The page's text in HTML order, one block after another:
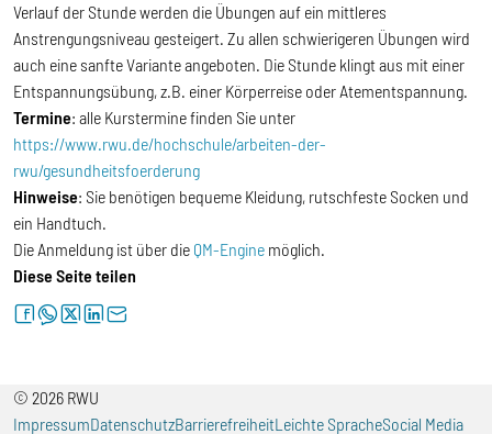
Verlauf der Stunde werden die Übungen auf ein mittleres
Anstrengungsniveau gesteigert. Zu allen schwierigeren Übungen wird
auch eine sanfte Variante angeboten. Die Stunde klingt aus mit einer
Entspannungsübung, z.B. einer Körperreise oder Atementspannung.
Termine: alle Kurstermine finden Sie unter
https://www.rwu.de/hochschule/arbeiten-der-
rwu/gesundheitsfoerderung
Hinweise: Sie benötigen bequeme Kleidung, rutschfeste Socken und
ein Handtuch.
Die Anmeldung ist über die QM-Engine möglich.
Diese Seite teilen
facebookwhatsapptwitterlinkedinletter
© 2026 RWU
ImpressumDatenschutzBarrierefreiheitLeichte SpracheSocial Media